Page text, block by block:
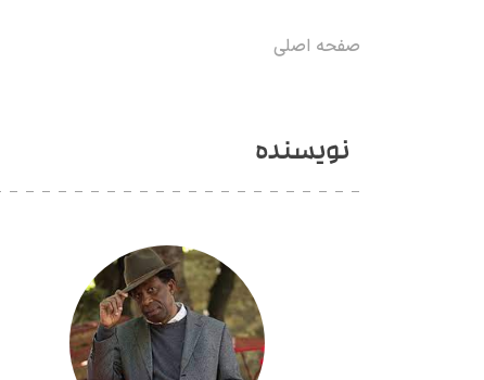
صفحه اصلی
نویسنده